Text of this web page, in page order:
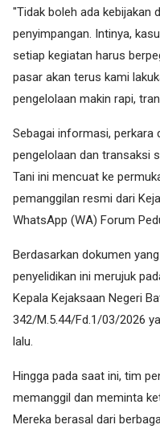
"Tidak boleh ada kebijakan
penyimpangan. Intinya,
setiap kegiatan harus
pasar akan terus kami
pengelolaan makin rapi,
Sebagai informasi, perkara
pengelolaan dan transaksi
Tani ini mencuat ke
pemanggilan resmi dari
WhatsApp (WA) Forum
Berdasarkan dokumen
penyelidikan ini merujuk
Kepala Kejaksaan Negeri
342/M.5.44/Fd.1/03/2026
lalu.
Hingga pada saat ini, tim
memanggil dan meminta
Mereka berasal dari